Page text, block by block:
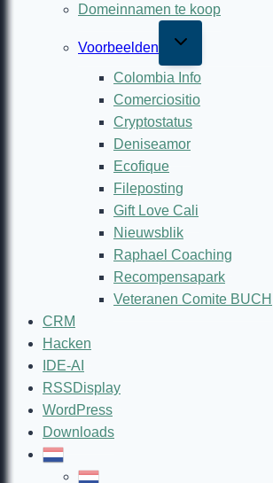
Domeinnamen te koop
Voorbeelden
Toggle
child
menu
Colombia Info
Comerciositio
Cryptostatus
Deniseamor
Ecofique
Fileposting
Gift Love Cali
Nieuwsblik
Raphael Coaching
Recompensapark
Veteranen Comite BUCH
CRM
Hacken
IDE-AI
RSSDisplay
WordPress
Downloads